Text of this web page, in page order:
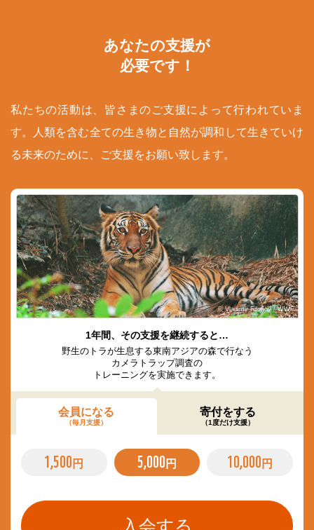
あなたの支援が
必要です！
私たちの活動は、皆さまのご支援によって行われていま
す。人類を含む全ての生き物と自然が調和して生きていけ
る未来のために、ご支援をお願い致します。
© Vladimir Filonov / WWF
1年間、その支援を継続すると…
野生のトラが生息する東南アジアの森で行なう
カメラトラップ調査の
トレーニングを実施できます。
会員になる
（毎月支援）
寄付をする
（1度だけ支援）
1,500 円 5,000 円 10,000 円